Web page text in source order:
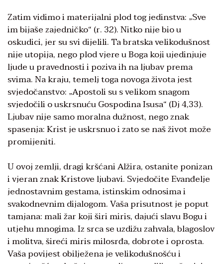
Zatim vidimo i materijalni plod tog jedinstva: „Sve
im bijaše zajedničko“ (r. 32). Nitko nije bio u
oskudici, jer su svi dijelili. Ta bratska velikodušnost
nije utopija, nego plod vjere u Boga koji ujedinjuje
ljude u pravednosti i poziva ih na ljubav prema
svima. Na kraju, temelj toga novoga života jest
svjedočanstvo: „Apostoli su s velikom snagom
svjedočili o uskrsnuću Gospodina Isusa“ (Dj 4,33).
Ljubav nije samo moralna dužnost, nego znak
spasenja: Krist je uskrsnuo i zato se naš život može
promijeniti.
U ovoj zemlji, dragi kršćani Alžira, ostanite ponizan
i vjeran znak Kristove ljubavi. Svjedočite Evanđelje
jednostavnim gestama, istinskim odnosima i
svakodnevnim dijalogom. Vaša prisutnost je poput
tamjana: mali žar koji širi miris, dajući slavu Bogu i
utjehu mnogima. Iz srca se uzdižu zahvala, blagoslov
i molitva, šireći miris milosrđa, dobrote i oprosta.
Vaša povijest obilježena je velikodušnošću i